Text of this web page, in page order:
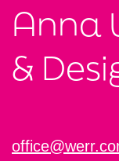
Anna
&